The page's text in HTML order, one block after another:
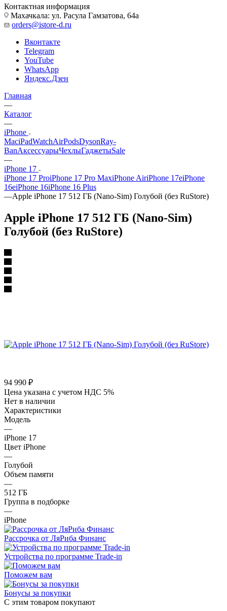
Контактная информация
Махачкала: ул. Расула Гамзатова, 64а
orders@istore-d.ru
Вконтакте
Telegram
YouTube
WhatsApp
Яндекс.Дзен
Главная
—
Каталог
—
iPhone
MaciPadWatchAirPodsDysonRay-
BanАксессуарыЧехлыГаджетыSale
—
iPhone 17
iPhone 17 ProiPhone 17 Pro MaxiPhone AiriPhone 17eiPhone
16eiPhone 16iPhone 16 Plus
—Apple iPhone 17 512 ГБ (Nano-Sim) Голубой (без RuStore)
Apple iPhone 17 512 ГБ (Nano-Sim)
Голубой (без RuStore)
94 990 ₽
Цена указана с учетом НДС 5%
Нет в наличии
Характеристики
Модель
—
iPhone 17
Цвет iPhone
—
Голубой
Объем памяти
—
512 ГБ
Группа в подборке
—
iPhone
Рассрочка от ЛяРиба Финанс
Устройства по программе Trade-in
Поможем вам
Бонусы за покупки
С этим товаром покупают